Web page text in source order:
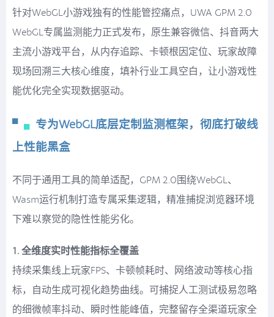
针对WebGL小游戏独有的性能管控痛点，UWA GPM 2.0
WebGL专属监测能力正式发布，原生兼容微信、抖音两大
主流小游戏平台，从内存追踪、卡顿根因定位、玩家故障
现场回溯三大核心维度，填补行业工具空白，让小游戏性
能优化完全实现数据驱动。
▘ ▖ 专为WebGL底层定制监测框架，彻底打破线
上性能黑盒
不同于通用工具的简单适配，GPM 2.0围绕WebGL、
Wasm运行机制打造专属采集逻辑，精准捕捉浏览器环境
下难以察觉的隐性性能劣化。
1. 全维度实时性能指标全覆盖
持续采集线上玩家FPS、卡顿帧耗时、网络波动等核心指
标，自动生成可视化趋势曲线。可捕捉人工测试极易忽略
的细微帧率抖动、瞬时性能峰值，完整留存全渠道玩家全